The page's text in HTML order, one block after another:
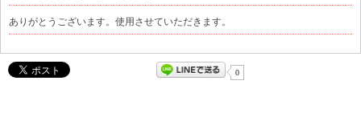
ありがとうございます。使用させていただきます。
0